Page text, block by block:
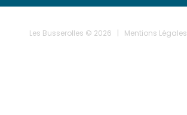
Les Busserolles © 2026 | Mentions Légales